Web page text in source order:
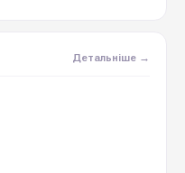
Детальніше →